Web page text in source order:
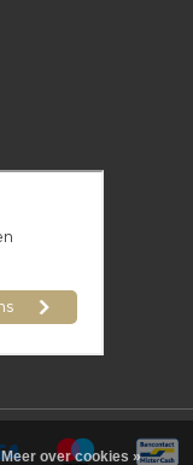
Meer over cookies »